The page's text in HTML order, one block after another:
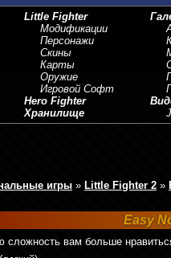
Little Fighter
Модификации
Персонажи
Скины
Карты
Оружие
Игровой Софт
Hero Fighter
Хранилище
игры » Little Fighter 2 »
Easy
сложность вам больше